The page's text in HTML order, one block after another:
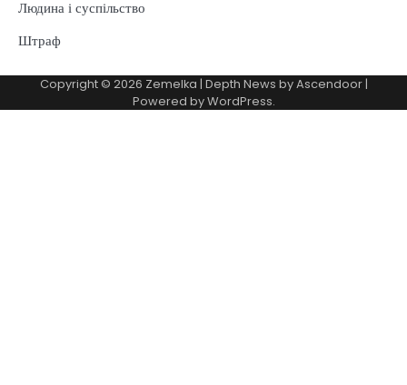
Людина і суспільство
Штраф
Copyright © 2026 Zemelka | Depth News byAscendoor|
Powered byWordPress.